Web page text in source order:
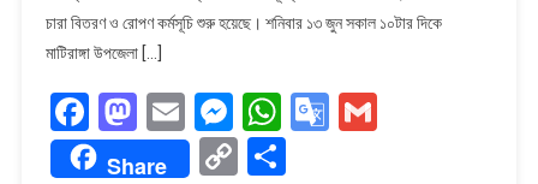
বিনামূল্যে
চারা
বিতরণ
করবে
চারা বিতরণ ও রোপণ কর্মসূচি শুরু হয়েছে। ​শনিবার ১৩ জুন সকাল ১০টার দিকে
মাটিরাঙ্গা উপজেলা […]
Facebook
Mastodon
EmailMessenger
WhatsApp
Google
Gmail
Share
CopyShare